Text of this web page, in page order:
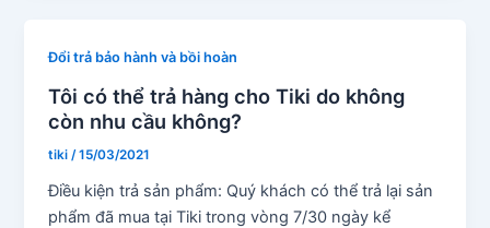
Đổi trả bảo hành và bồi hoàn
Tôi có thể trả hàng cho Tiki do không
còn nhu cầu không?
tiki/15/03/2021
Điều kiện trả sản phẩm: Quý khách có thể trả lại sản
phẩm đã mua tại Tiki trong vòng 7/30 ngày kể